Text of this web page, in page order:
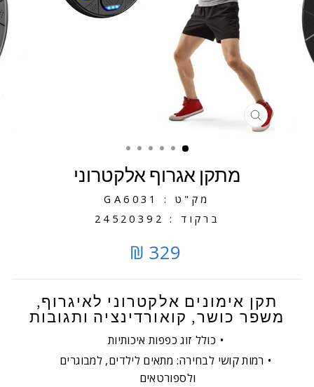
מתקן אגרוף אלקטרוני
מק"ט : GA6031
ברקוד : 24520392
329 ₪
תקן אימונים אלקטרוני לאיגרוף,
משפר כושר, קואורדינציה ותגובות
כולל זוג כפפות איכותיות
רמות קושי לבחירה: מתאים לילדים, למבוגרים
ולספורטאים
סגירה